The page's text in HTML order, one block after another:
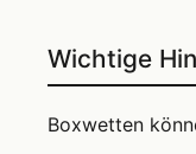
Wichtige
Boxwetten